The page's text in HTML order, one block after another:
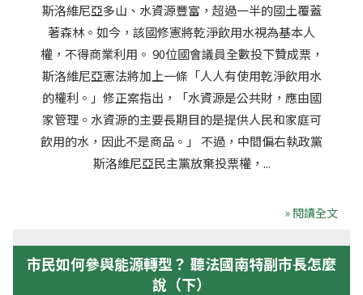
斯洛維尼亞多山、水資源豐富，超過一半的國土覆蓋
著森林。如今，該國修憲將乾淨飲用水視為基本人
權，不得商業利用。 90位國會議員全數投下贊成票，
斯洛維尼亞憲法將加上一條「人人有使用乾淨飲用水
的權利。」修正案指出，「水資源是公共財，應由國
家管理。水資源的主要長期目的是提供人民和家庭可
飲用的水，因此不是商品。」 不過，中間偏右執政黨
斯洛維尼亞民主黨放棄投票權，...
» 閱讀全文
市民如何參與能源轉型？ 聽法國南特副市長怎麼
說（下）